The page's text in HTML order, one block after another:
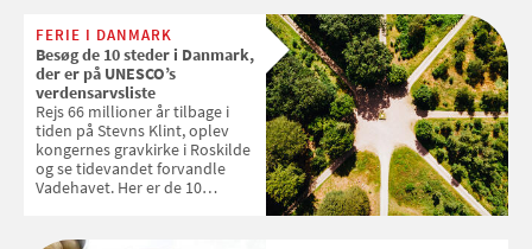
enkle råd til at spare penge på
tøjvasken
FERIE I DANMARK
Besøg de 10 steder i Danmark,
der er på UNESCO’s
verdensarvsliste
Rejs 66 millioner år tilbage i
tiden på Stevns Klint, oplev
kongernes gravkirke i Roskilde
og se tidevandet forvandle
Vadehavet. Her er de 10